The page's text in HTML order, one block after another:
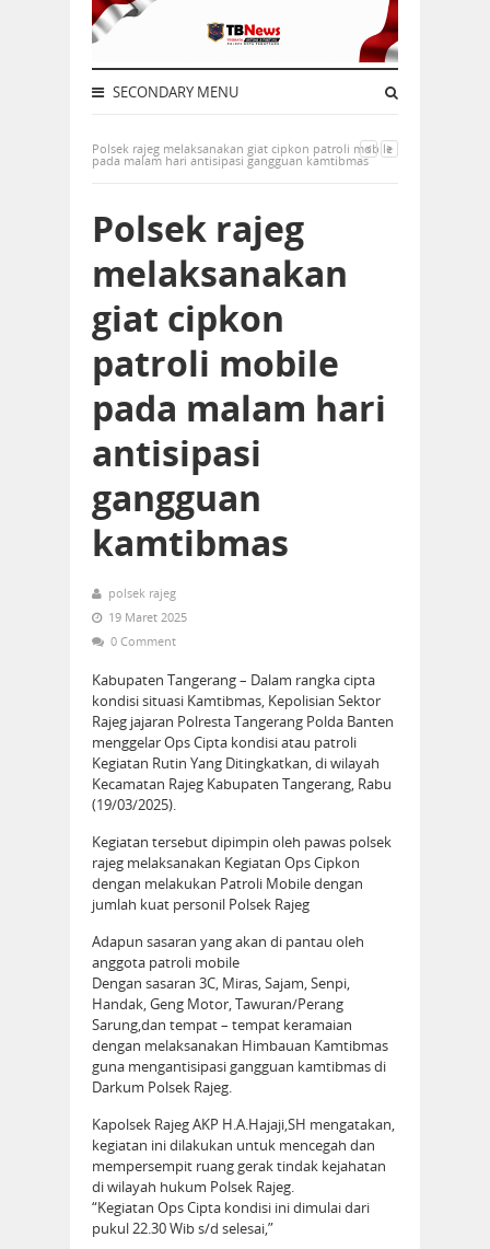
SECONDARY MENU
Polsek rajeg melaksanakan giat cipkon patroli mobile
pada malam hari antisipasi gangguan kamtibmas
Polsek rajeg
melaksanakan
giat cipkon
patroli mobile
pada malam hari
antisipasi
gangguan
kamtibmas
polsek rajeg
19 Maret 2025
0 Comment
Kabupaten Tangerang – Dalam rangka cipta
kondisi situasi Kamtibmas, Kepolisian Sektor
Rajeg jajaran Polresta Tangerang Polda Banten
menggelar Ops Cipta kondisi atau patroli
Kegiatan Rutin Yang Ditingkatkan, di wilayah
Kecamatan Rajeg Kabupaten Tangerang, Rabu
(19/03/2025).
Kegiatan tersebut dipimpin oleh pawas polsek
rajeg melaksanakan Kegiatan Ops Cipkon
dengan melakukan Patroli Mobile dengan
jumlah kuat personil Polsek Rajeg
Adapun sasaran yang akan di pantau oleh
anggota patroli mobile
Dengan sasaran 3C, Miras, Sajam, Senpi,
Handak, Geng Motor, Tawuran/Perang
Sarung,dan tempat – tempat keramaian
dengan melaksanakan Himbauan Kamtibmas
guna mengantisipasi gangguan kamtibmas di
Darkum Polsek Rajeg.
Kapolsek Rajeg AKP H.A.Hajaji,SH mengatakan,
kegiatan ini dilakukan untuk mencegah dan
mempersempit ruang gerak tindak kejahatan
di wilayah hukum Polsek Rajeg.
“Kegiatan Ops Cipta kondisi ini dimulai dari
pukul 22.30 Wib s/d selesai,”